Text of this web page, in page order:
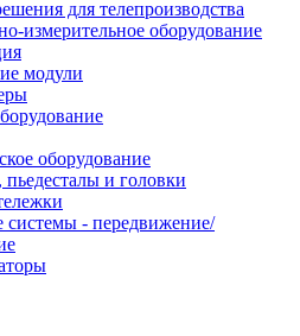
для телепроизводства
измерительное оборудование
модули
оборудование
и головки
системы - передвижение/